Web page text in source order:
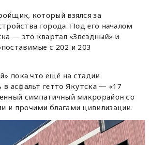
который взялся за
города. Под его началом
— это квартал «Звездный» и
с 202 и 203
пока что ещё на стадии
асфальт гетто Якутска — «17
симпатичный микрорайон со
и прочими благами цивилизации.